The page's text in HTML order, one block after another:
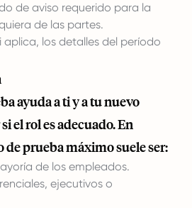
de aviso requerido para la
de las partes.
aplica, los detalles del período
ayuda a ti y a tu nuevo
el rol es adecuado. En
prueba máximo suele ser:
de los empleados.
ejecutivos o